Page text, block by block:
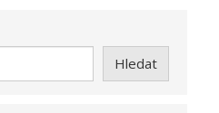
Hledat